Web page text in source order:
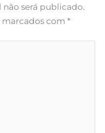
não será publicado.
com *